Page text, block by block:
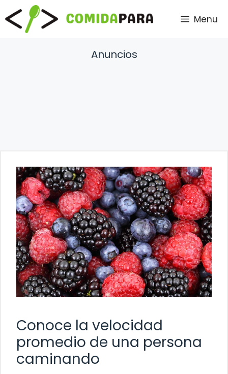
Saltar
al
contenido
Menu
Anuncios
Conoce la velocidad
promedio de una persona
caminando